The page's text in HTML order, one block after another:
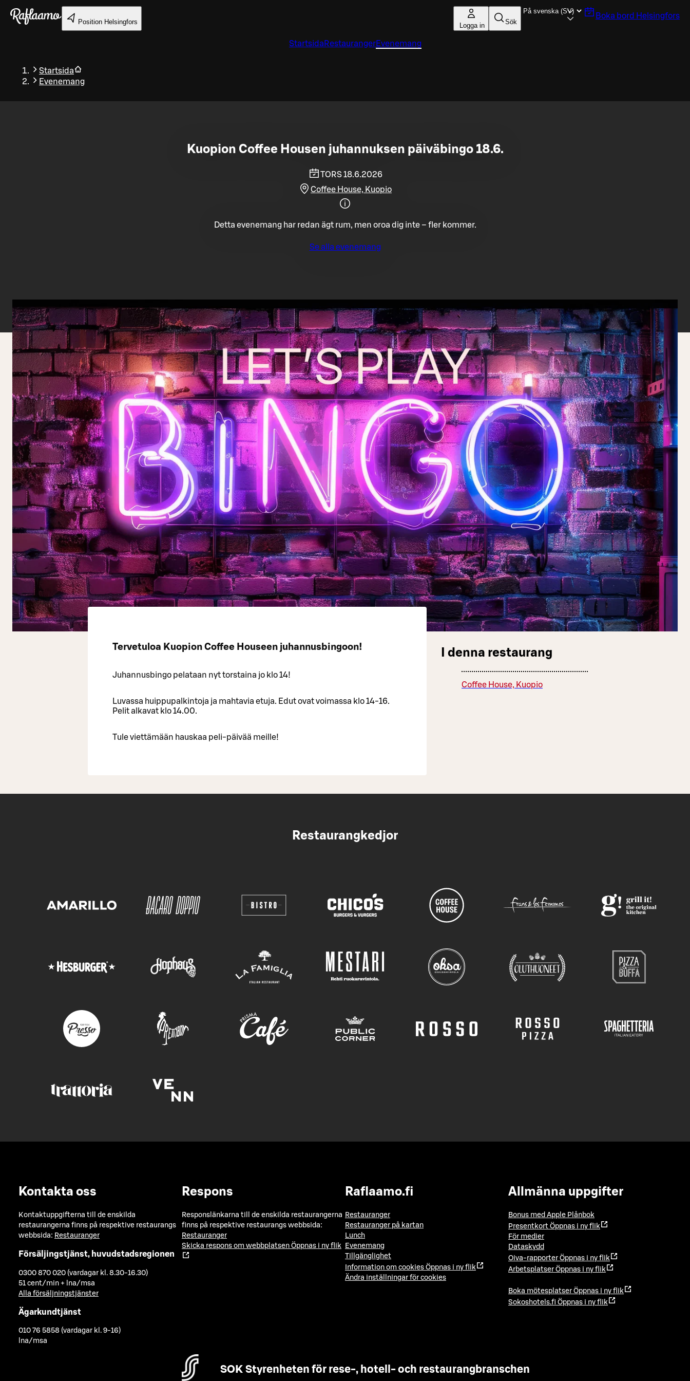
Gå till huvudinnehållet
Position Helsingfors Logga in Sök
Boka bord Helsingfors
Startsida RestaurangerEvenemang
Startsida
Evenemang
Tillbaka
Kuopion Coffee Housen juhannuksen päiväbingo 18.6.
TORS 18.6.2026
Coffee House, Kuopio
Detta evenemang har redan ägt rum, men oroa dig inte – fler kommer.
Se alla evenemang
Tervetuloa Kuopion Coffee Houseen juhannusbingoon!
Juhannusbingo pelataan nyt torstaina jo klo 14!
Luvassa huippupalkintoja ja mahtavia etuja. Edut ovat voimassa klo 14-16.
Pelit alkavat klo 14.00.
Tule viettämään hauskaa peli-päivää meille!
I denna restaurang
Coffee House, Kuopio
Restaurangkedjor
Kontakta oss
Kontaktuppgifterna till de enskilda
restaurangerna finns på respektive restaurangs
webbsida: Restauranger
Försäljingstjänst, huvudstadsregionen
0300 870 020 (vardagar kl. 8.30-16.30)
51 cent/min + lna/msa
Alla försäljningstjänster
Ägarkundtjänst
010 76 5858 (vardagar kl. 9-16)
lna/msa
Respons
Responslänkarna till de enskilda restaurangerna
finns på respektive restaurangs webbsida:
Restauranger
Skicka respons om webbplatsen Öppnas i ny flik
Raflaamo.fi
Restauranger
Restauranger på kartan
Lunch
Evenemang
Tillgänglighet
Information om cookies Öppnas i ny flik
Ändra inställningar för cookies
Allmänna uppgifter
Bonus med Apple Plånbok
Presentkort Öppnas i ny flik
För medier
Dataskydd
Oiva-rapporter Öppnas i ny flik
Arbetsplatser Öppnas i ny flik
Boka mötesplatser Öppnas i ny flik
Sokoshotels.fi Öppnas i ny flik
SOK Styrenheten för rese-, hotell- och restaurangbranschen